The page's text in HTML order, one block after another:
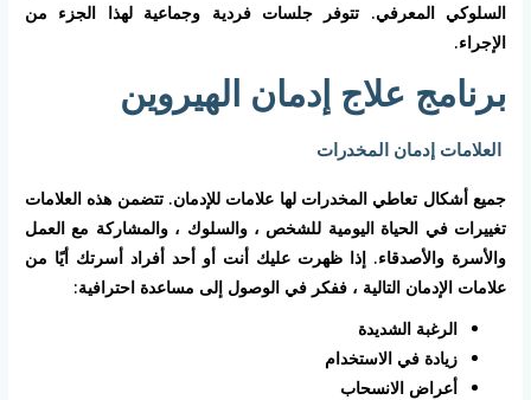
السلوكي المعرفي. تتوفر جلسات فردية وجماعية لهذا الجزء من
الإجراء.
برنامج علاج إدمان الهيروين
العلامات إدمان المخدرات
جميع أشكال تعاطي المخدرات لها علامات للإدمان. تتضمن هذه العلامات
تغييرات في الحياة اليومية للشخص ، والسلوك ، والمشاركة مع العمل
والأسرة والأصدقاء. إذا ظهرت عليك أنت أو أحد أفراد أسرتك أيًا من
علامات الإدمان التالية ، ففكر في الوصول إلى مساعدة احترافية:
الرغبة الشديدة
زيادة في الاستخدام
أعراض الانسحاب